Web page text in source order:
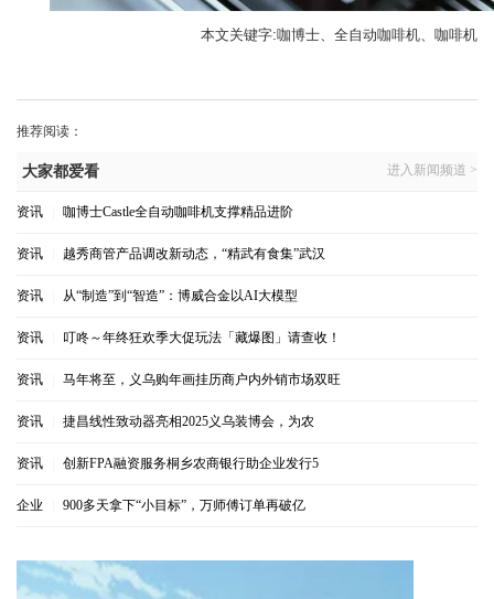
本文关键字:咖博士、全自动咖啡机、咖啡机
推荐阅读：
大家都爱看 进入新闻频道 >
资讯 咖博士Castle全自动咖啡机支撑精品进阶
资讯 越秀商管产品调改新动态，“精武有食集”武汉
资讯 从“制造”到“智造”：博威合金以AI大模型
资讯 叮咚～年终狂欢季大促玩法「藏爆图」请查收！
资讯 马年将至，义乌购年画挂历商户内外销市场双旺
资讯 捷昌线性致动器亮相2025义乌装博会，为农
资讯 创新FPA融资服务桐乡农商银行助企业发行5
企业 900多天拿下“小目标”，万师傅订单再破亿